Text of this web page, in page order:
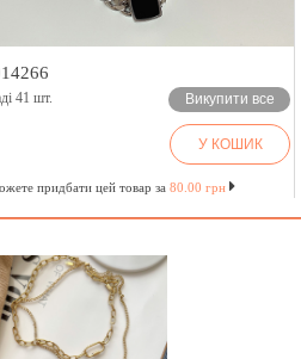
41 шт. Викупити все
У КОШИК
придбати цей товар за 80.00 грн